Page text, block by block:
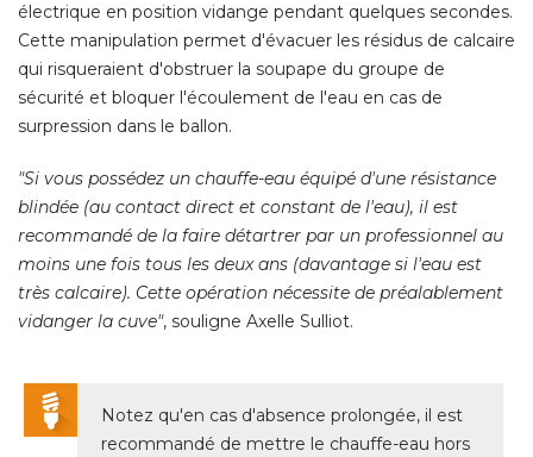
électrique en position vidange pendant quelques secondes.
Cette manipulation permet d'évacuer les résidus de calcaire
qui risqueraient d'obstruer la soupape du groupe de
sécurité et bloquer l'écoulement de l'eau en cas de
surpression dans le ballon.
"Si vous possédez un chauffe-eau équipé d'une résistance
blindée (au contact direct et constant de l'eau), il est
recommandé de la faire détartrer par un professionnel au
moins une fois tous les deux ans (davantage si l'eau est
très calcaire). Cette opération nécessite de préalablement
vidanger la cuve", souligne Axelle Sulliot.
Notez qu'en cas d'absence prolongée, il est
recommandé de mettre le chauffe-eau hors